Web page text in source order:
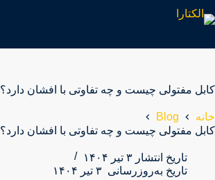
کابل مفتولی چیست و چه تفاوتی با افشان دارد؟
خانه
Blog
کابل مفتولی چیست و چه تفاوتی با افشان دارد؟
تاریخ انتشار ۳ تیر ۱۴۰۴
تاریخ به‌روزرسانی ۳ تیر ۱۴۰۴